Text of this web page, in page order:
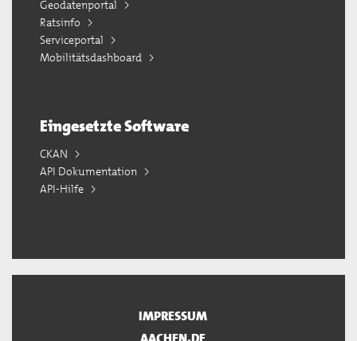
Geodatenportal
Ratsinfo
Serviceportal
Mobilitätsdashboard
Eingesetzte Software
CKAN
API Dokumentation
API-Hilfe
IMPRESSUM